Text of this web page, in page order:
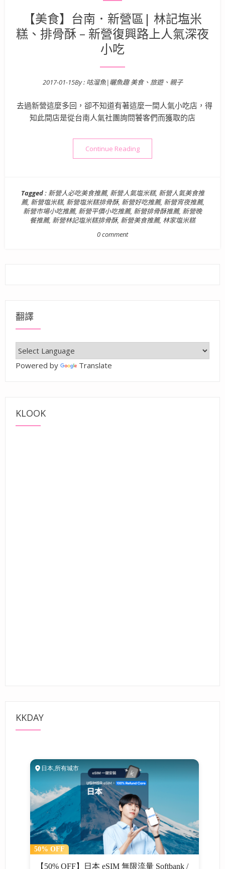
【美食】台南．新營區| 林記塩米
糕、排骨酥 – 新營復興路上人氣深夜
小吃
Posted on
2017-01-15By : 咕溜魚|曬魚趣 美食、旅遊、親子
去過新營這麼多回，卻不知道有著這麼一間人氣小吃店，得
知此間店是從台南人氣社團詢問饕客們而獲取的店
Continue Reading“【美食】台南．新營區| 林
Tagged : 新營人必吃美食推薦, 新營人氣塩米糕, 新營人氣美食推
薦, 新營塩米糕, 新營塩米糕排骨酥, 新營好吃推薦, 新營宵夜推薦,
新營市場小吃推薦, 新營平價小吃推薦, 新營排骨酥推薦, 新營晚
餐推薦, 新營林記塩米糕排骨酥, 新營美食推薦, 林家塩米糕
0 comment
翻譯
Powered by Translate
KLOOK
KKDAY